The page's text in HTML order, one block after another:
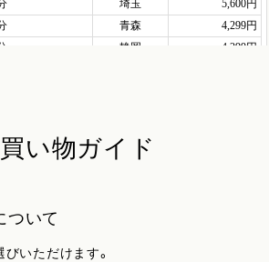
い物ガイド
ついて
いただけます。